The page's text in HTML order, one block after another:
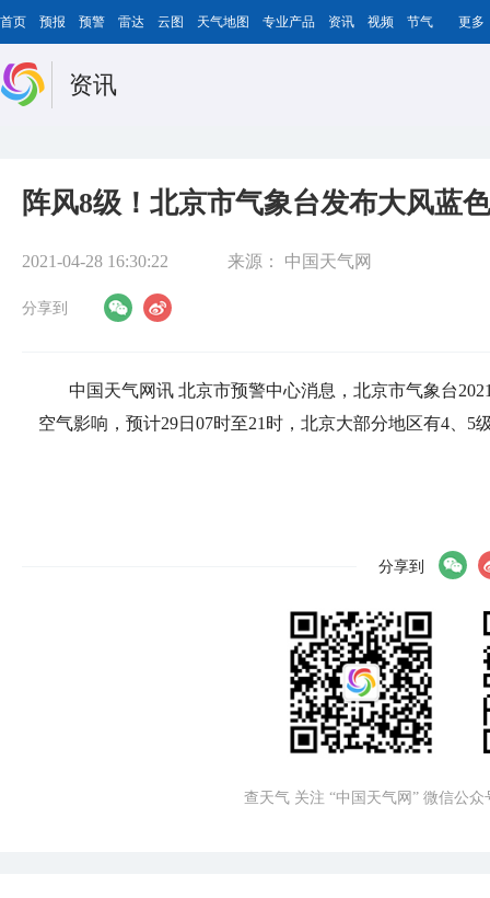
首页 预报 预警 雷达 云图 天气地图 专业产品 资讯 视频 节气 更多
资讯
阵风8级！北京市气象台发布大风蓝
2021-04-28 16:30:22 来源： 中国天气网
分享到
中国天气网讯 北京市预警中心消息，北京市气象台
空气影响，预计29日07时至21时，北京大部分地区有4、5
分享到
查天气 关注 “中国天气网” 微信公众